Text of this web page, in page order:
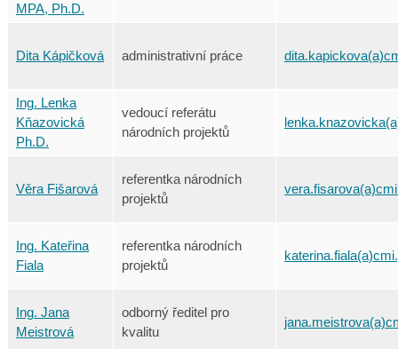
MPA, Ph.D.
Dita Kápičková administrativní práce
Ing. Lenka
Kňazovická
Ph.D.
vedoucí referátu
národních projektů
Věra Fišarová
referentka národních
projektů
Ing. Kateřina
Fiala
referentka národních
projektů
Ing. Jana
Meistrová
odborný ředitel pro
kvalitu